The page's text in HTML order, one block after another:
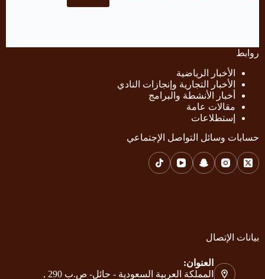
روابط
الأخبار الرياضية
الأخبار التجارية وإنجازات النادي
أخبار الأنشطة والبرامج
مقالات عامة
إستطلاعات
حسابات وسائل التواصل الإجتماعي
بيانات الإتصال
العنوان:
المملكة العربية السعودية - حائل- ص.ب 290 ,